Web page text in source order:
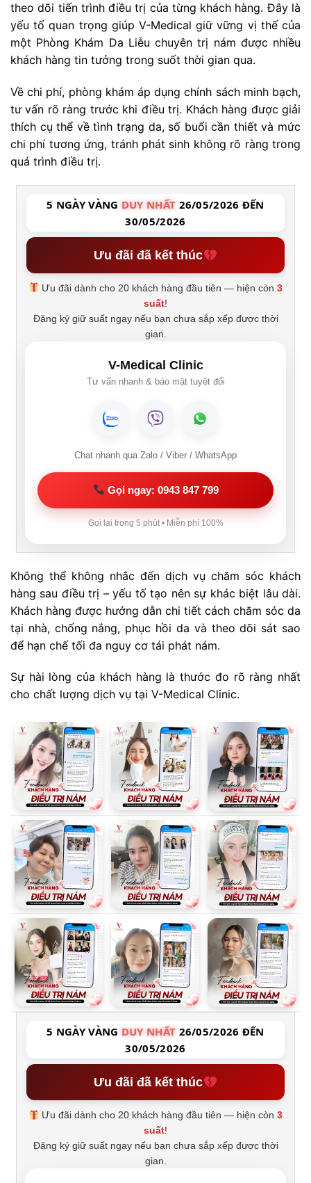
theo dõi tiến trình điều trị của từng khách hàng. Đây là
yếu tố quan trọng giúp V-Medical giữ vững vị thế của
một Phòng Khám Da Liễu chuyên trị nám được nhiều
khách hàng tin tưởng trong suốt thời gian qua.
Về chi phí, phòng khám áp dụng chính sách minh bạch,
tư vấn rõ ràng trước khi điều trị. Khách hàng được giải
thích cụ thể về tình trạng da, số buổi cần thiết và mức
chi phí tương ứng, tránh phát sinh không rõ ràng trong
quá trình điều trị.
5 NGÀY VÀNG DUY NHẤT 26/05/2026 ĐẾN
30/05/2026
Ưu đãi đã kết thúc
Ưu đãi dành cho 20 khách hàng đầu tiên — hiện còn3
suất!
Đăng ký giữ suất ngay nếu bạn chưa sắp xếp được thời
gian.
V-Medical Clinic
Tư vấn nhanh & bảo mật tuyệt đối
Chat nhanh qua Zalo / Viber / WhatsApp
Gọi ngay: 0943 847 799
Gọi lại trong 5 phút • Miễn phí 100%
Không thể không nhắc đến dịch vụ chăm sóc khách
hàng sau điều trị – yếu tố tạo nên sự khác biệt lâu dài.
Khách hàng được hướng dẫn chi tiết cách chăm sóc da
tại nhà, chống nắng, phục hồi da và theo dõi sát sao
để hạn chế tối đa nguy cơ tái phát nám.
Sự hài lòng của khách hàng là thước đo rõ ràng nhất
cho chất lượng dịch vụ tại V-Medical Clinic.
5 NGÀY VÀNG DUY NHẤT 26/05/2026 ĐẾN
30/05/2026
Ưu đãi đã kết thúc
Ưu đãi dành cho 20 khách hàng đầu tiên — hiện còn3
suất!
Đăng ký giữ suất ngay nếu bạn chưa sắp xếp được thời
gian.